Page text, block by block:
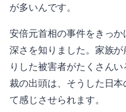
が多いんです。
安倍元首相の事件をきっ
深さを知りました。家族
りした被害者がたくさん
裁の出頭は、そうした日
て感じさせられます。